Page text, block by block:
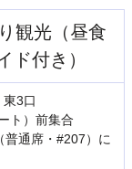
観光（昼食
ド付き）
3口
ト）前集合
普通席・#207）に